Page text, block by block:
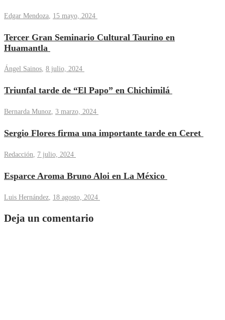
Edgar Mendoza 15 mayo, 2024
Tercer Gran Seminario Cultural Taurino en
Huamantla
Ángel Sainos, 8 julio, 2024
Triunfal tarde de “El Papo” en Chichimilá
Bernarda Munoz, 3 marzo, 2024
Sergio Flores firma una importante tarde en Ceret
Redacción, 7 julio, 2024
Esparce Aroma Bruno Aloi en La México
Luis Hernández, 18 agosto, 2024
Deja un comentario